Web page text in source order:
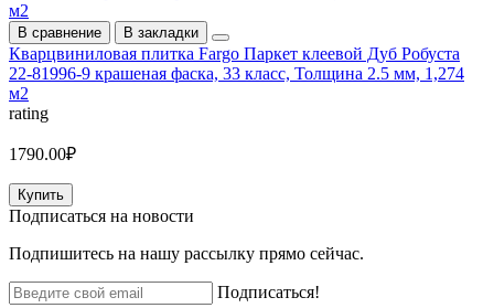
В сравнение В закладки
Кварцвиниловая плитка Fargo Паркет клеевой Дуб Робуста
22-81996-9 крашеная фаска, 33 класс, Толщина 2.5 мм, 1,274
м2
rating
1790.00₽
Купить
Подписаться на новости
Подпишитесь на нашу рассылку прямо сейчас.
Подписаться!